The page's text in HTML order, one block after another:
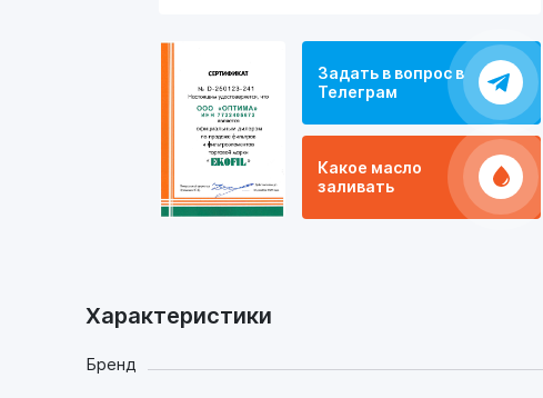
Задать в вопрос в
Телеграм
Какое масло
заливать
Характеристики
Бренд